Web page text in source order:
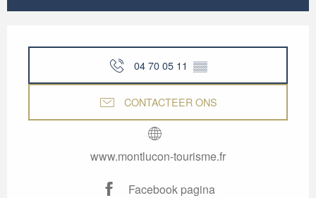
04 70 05 11 ▒▒
CONTACTEER ONS
www.montlucon-tourisme.fr
Facebook pagina